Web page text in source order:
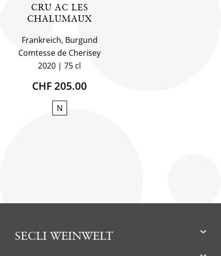
CRU AC LES
CHALUMAUX
Frankreich, Burgund
Comtesse de Cherisey
2020
75 cl
CHF 205.00
N
SECLI WEINWELT